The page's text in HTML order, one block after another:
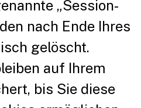
„Session-
nach Ende Ihres
gelöscht.
auf Ihrem
bis Sie diese